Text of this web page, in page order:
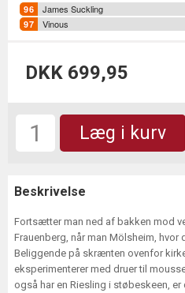
James Suckling
Vinous
DKK 699,95
Læg i kurv
Beskrivelse
Fortsætter man ned af bakken mod
Frauenberg, når man Mölsheim, hvor
Beliggende på skrænten ovenfor
eksperimenterer med druer til
også har en Riesling i støbeskeen,